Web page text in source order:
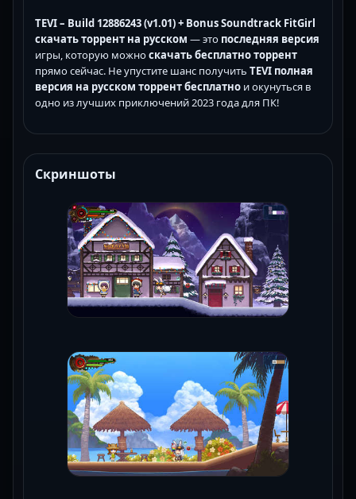
TEVI – Build 12886243 (v1.01) + Bonus Soundtrack FitGirl
скачать торрент на русском — это последняя версия
игры, которую можноскачать бесплатно торрент
прямо сейчас. Не упустите шанс получить TEVI полная
версия на русском торрент бесплатно и окунуться в
одно из лучших приключений 2023 года для ПК!
Скриншоты